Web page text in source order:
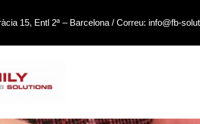
15, Entl 2ª – Barcelona / Correu: info@fb-